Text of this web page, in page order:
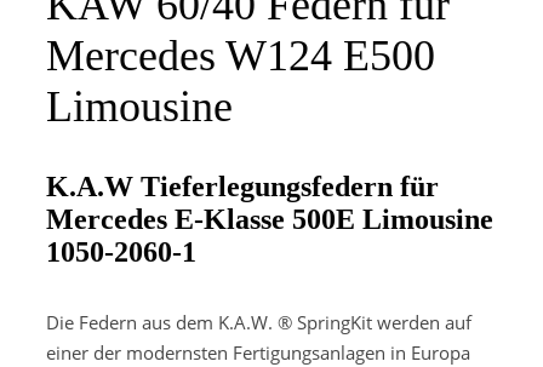
Mercedes W124 E500
Limousine
K.A.W Tieferlegungsfedern für
Mercedes E-Klasse 500E Limousine
1050-2060-1
Die Federn aus dem K.A.W. ® SpringKit werden auf
einer der modernsten Fertigungsanlagen in Europa